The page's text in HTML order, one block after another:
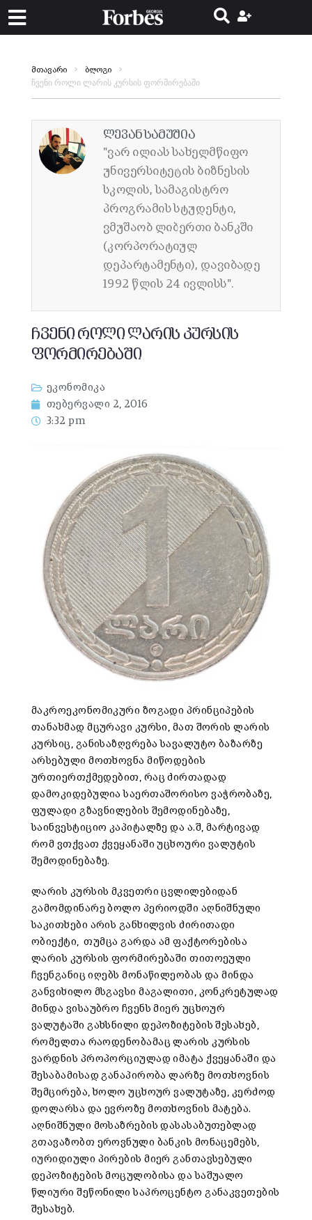
მთავარი ბლოგი
ჩვენი როლი ლარის კურსის ფორმირებაში
ლევან სამუშია
"ვარ ილიას სახელმწიფო
უნივერსიტეტის ბიზნესის
სკოლის, სამაგისტრო
პროგრამის სტუდენტი,
ვმუშაობ ლიბერთი ბანკში
(კორპორატიულ
დეპარტამენტი), დავიბადე
1992 წლის 24 ივლისს".
ჩვენი როლი ლარის კურსის
ფორმირებაში
ეკონომიკა
თებერვალი 2, 2016
3:32 pm
მაკროეკონომიკური ზოგადი პრინციპების
თანახმად მცურავი კურსი, მათ შორის ლარის
კურსიც, განისაზღვრება სავალუტო ბაზარზე
არსებული მოთხოვნა მიწოდების
ურთიერთქმედებით, რაც ძირთადად
დამოკიდებულია საერთაშორისო ვაჭრობაზე,
ფულადი გზავნილების შემოდინებაზე,
საინვესტიციო კაპიტალზე და ა.შ, მარტივად
რომ ვთქვათ ქვეყანაში უცხოური ვალუტის
შემოდინებაზე.
ლარის კურსის მკვეთრი ცვლილებიდან
გამომდინარე ბოლო პერიოდში აღნიშნული
საკითხები არის განხილვის ძირითადი
ობიექტი, თუმცა გარდა ამ ფაქტორებისა
ლარის კურსის ფორმირებაში თითოეული
ჩვენგანიც იღებს მონაწილეობას და მინდა
განვიხილო მსგავსი მაგალითი, კონკრეტულად
მინდა ვისაუბრო ჩვენს მიერ უცხოურ
ვალუტაში გახსნილი დეპოზიტების შესახებ,
რომელთა რაოდენობამაც ლარის კურსის
ვარდნის პროპორციულად იმატა ქვეყანაში და
შესაბამისად განაპირობა ლარზე მოთხოვნის
შემცირება, ხოლო უცხოურ ვალუტაზე, კერძოდ
დოლარსა და ევროზე მოთხოვნის მატება.
აღნიშნული მოსაზრების დასასაბუთებლად
გთავაზობთ ეროვნული ბანკის მონაცემებს,
იურიდიული პირების მიერ განთავსებული
დეპოზიტების მოცულობისა და საშუალო
წლიური შეწონილი საპროცენტო განაკვეთების
შესახებ.